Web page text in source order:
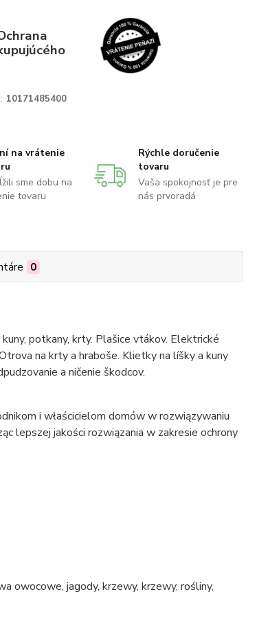
10171485400
na vrátenie
sme dobu na
tovaru
Rýchle doručenie
tovaru
Vaša spokojnosť je pre
nás prvoradá
0
potkany, krty. Plašice vtákov. Elektrické
na krty a hraboše. Klietky na líšky a kuny
a ničenie škodcov.
i właścicielom domów w rozwiązywaniu
lepszej jakości rozwiązania w zakresie ochrony
owocowe, jagody, krzewy, krzewy, rośliny,